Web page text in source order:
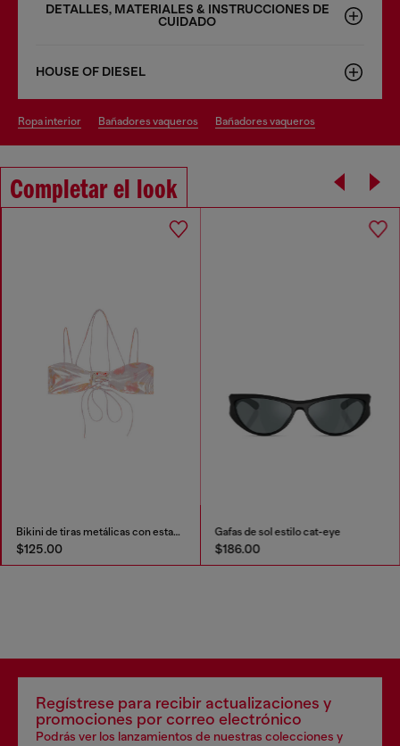
DETALLES, MATERIALES & INSTRUCCIONES DE
CUIDADO
HOUSE OF DIESEL
ropa interior bañadores vaqueros bañadores vaqueros
Completar el look
Bikini de tiras metálicas con estampado floral
$125.00
Gafas de sol estilo cat-eye
$186.00
Regístrese para recibir actualizaciones y
promociones por correo electrónico
Podrás ver los lanzamientos de nuestras colecciones y